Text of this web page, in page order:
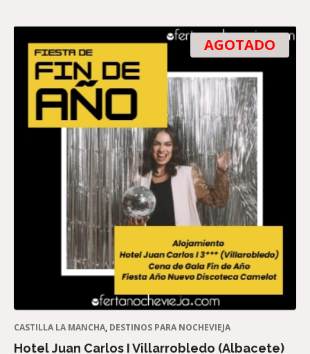
AGOTADO
CASTILLA LA MANCHA, DESTINOS PARA NOCHEVIEJA
Hotel Juan Carlos I Villarrobledo (Albacete)